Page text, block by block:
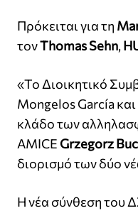
Πρόκειται για τη
τονThomas Sehn,
«Το Διοικητικό
Mongelos García και
κλάδο των
AMICE Grzegorz
διορισμό των δύο
Η νέα σύνθεση του